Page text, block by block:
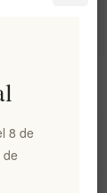
8 de